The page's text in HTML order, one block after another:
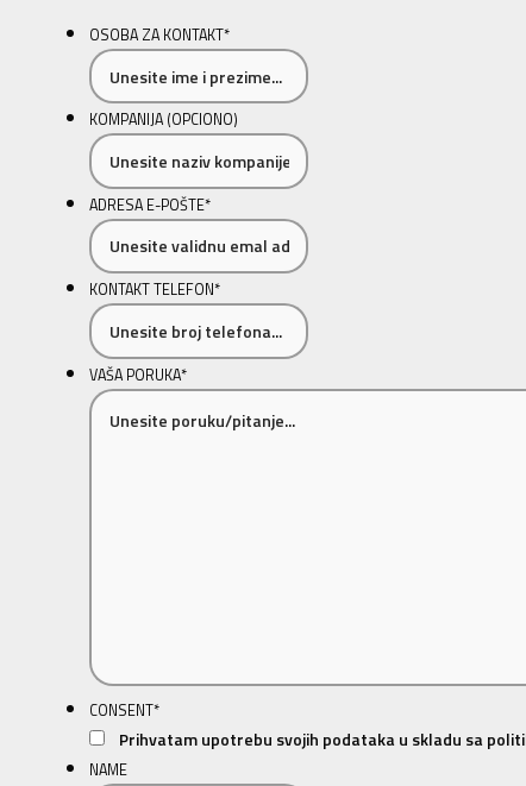
OSOBA ZA KONTAKT*
KOMPANIJA (OPCIONO)
ADRESA E-POŠTE*
KONTAKT TELEFON*
VAŠA PORUKA*
CONSENT*
Prihvatam upotrebu svojih podataka u skladu sa
NAME